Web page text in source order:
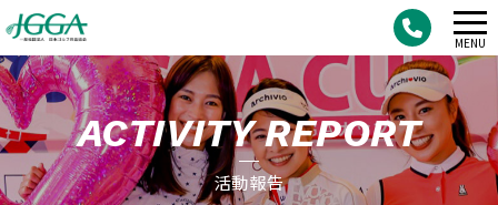
ACTIVITY REPORT
活動報告
メ
ニ
ュ
ー
MENU